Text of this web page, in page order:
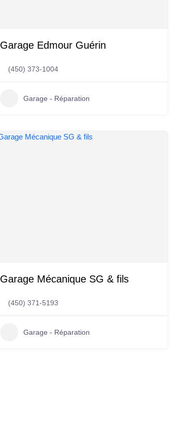
Garage Edmour Guérin
(450) 373-1004
Garage - Réparation
Garage Mécanique SG & fils
(450) 371-5193
Garage - Réparation